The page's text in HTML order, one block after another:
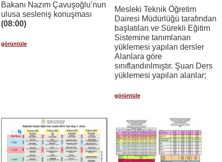
Bakanı Nazım Çavuşoğlu’nun
ulusa sesleniş konuşması
(08:00)
görüntüle
Mesleki Teknik Öğretim
Dairesi Müdürlüğü tarafından
başlatılan ve Sürekli Eğitim
Sistemine tanımlanan
yüklemesi yapılan dersler
Alanlara göre
sınıflandırılmıştır. Şuan Ders
yüklemesi yapılan alanlar;
görüntüle